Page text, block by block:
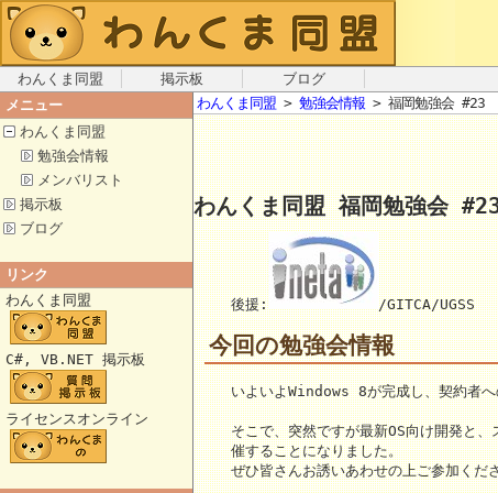
わんくま同盟 掲示板
ブログ
メニュー
わんくま同盟
勉強会情報
メンバリスト
掲示板
ブログ
リンク
わんくま同盟
C#, VB.NET 掲示板
ライセンスオンライン
わんくま同盟 > 勉強会情報 > 福岡勉強会 #23
わんくま同盟 福岡勉強会
後援: /GITCA/UGSS
今回の勉強会情報
いよいよWindows 8が完成し、契約者
そこで、突然ですが最新OS向け開発と
催することになりました。
ぜひ皆さんお誘いあわせの上ご参加くだ